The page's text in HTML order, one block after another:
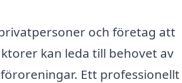
och företag att
kan leda till behovet av
Ett professionellt